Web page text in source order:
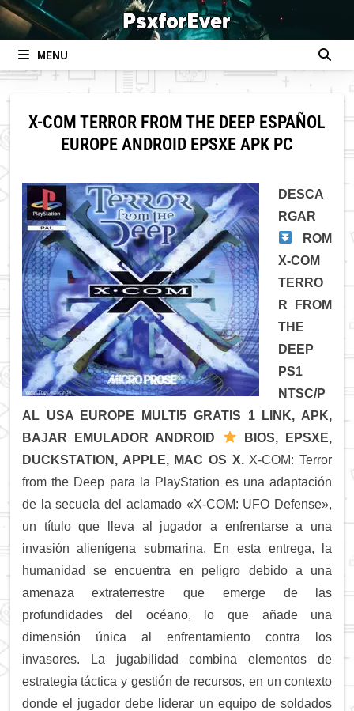
Skip
to
contentMENU
X-COM TERROR FROM THE DEEP ESPAÑOL
EUROPE ANDROID EPSXE APK PC
DESCA
RGAR
ROM
X-COM
TERRO
R FROM
THE
DEEP
PS1
NTSC/P
AL USA EUROPE MULTI5 GRATIS 1 LINK, APK,
BAJAR EMULADOR ANDROID
BIOS, EPSXE,
DUCKSTATION, APPLE, MAC OS X. X-COM: Terror
from the Deep para la PlayStation es una adaptación
de la secuela del aclamado «X-COM: UFO Defense»,
un título que lleva al jugador a enfrentarse a una
invasión alienígena submarina. En esta entrega, la
humanidad se encuentra en peligro debido a una
amenaza extraterrestre que emerge de las
profundidades del océano, lo que añade una
dimensión única al enfrentamiento contra los
invasores. La jugabilidad combina elementos de
estrategia táctica y gestión de recursos, en un contexto
donde el jugador debe liderar un equipo de soldados